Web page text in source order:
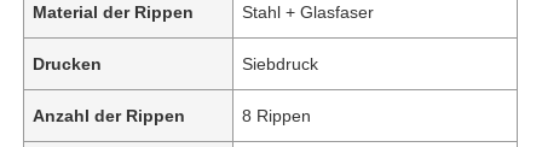
Material der Rippen Stahl + Glasfaser
Drucken Siebdruck
Anzahl der Rippen 8 Rippen